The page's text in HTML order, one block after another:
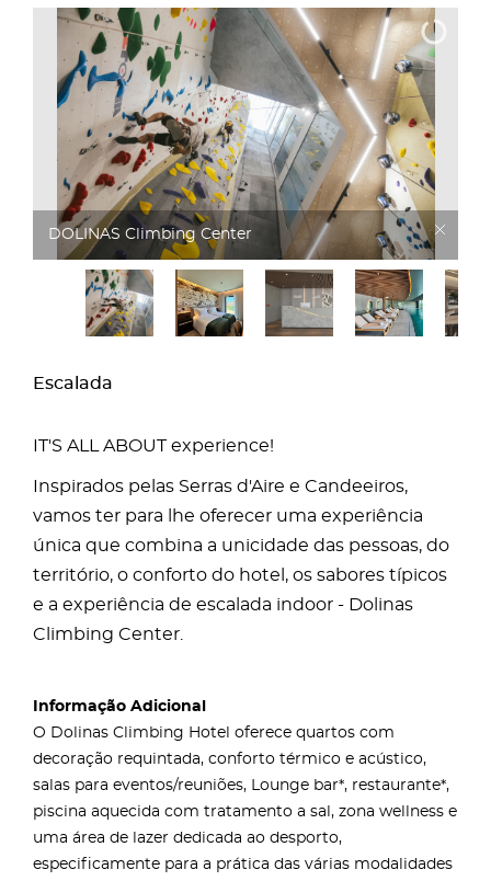
DOLINAS Climbing Hotel
Escalada
IT'S ALL ABOUT experience!
Inspirados pelas Serras d'Aire e Candeeiros,
vamos ter para lhe oferecer uma experiência
única que combina a unicidade das pessoas, do
território, o conforto do hotel, os sabores típicos
e a experiência de escalada indoor - Dolinas
Climbing Center.
Informação Adicional
O Dolinas Climbing Hotel oferece quartos com
decoração requintada, conforto térmico e acústico,
salas para eventos/reuniões, Lounge bar*, restaurante*,
piscina aquecida com tratamento a sal, zona wellness e
uma área de lazer dedicada ao desporto,
especificamente para a prática das várias modalidades